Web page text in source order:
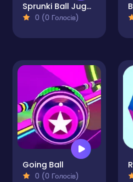
Sprunki Ball Juggling
0 (0 Голосів)
Going Ball
0 (0 Голосів)